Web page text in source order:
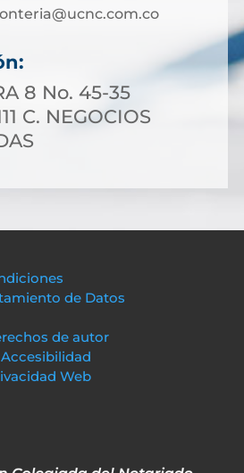
8 No. 45-35
C. NEGOCIOS
de Datos
de autor
Web